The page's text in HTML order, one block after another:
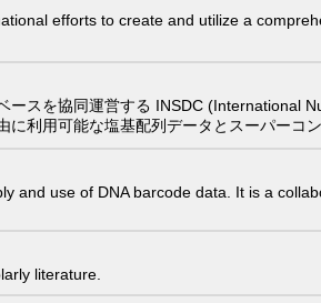
efforts to create and utilize a
スを協同運営する INSDC (International
利用可能な塩基配列データとスーパーコ
and use of DNA barcode data. It is a
literature.